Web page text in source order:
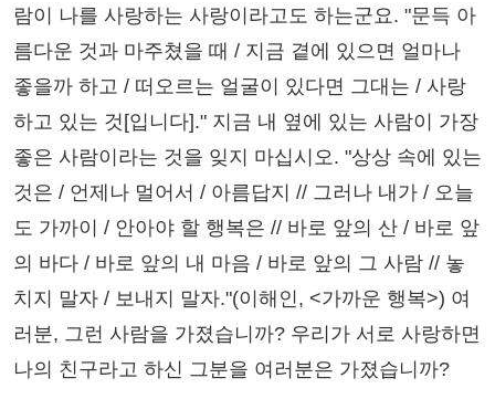
람이 나를 사랑하는 사랑이라고도 하는군요. "문득 아
름다운 것과 마주쳤을 때 / 지금 곁에 있으면 얼마나
좋을까 하고 / 떠오르는 얼굴이 있다면 그대는 / 사랑
하고 있는 것[입니다]." 지금 내 옆에 있는 사람이 가장
좋은 사람이라는 것을 잊지 마십시오. "상상 속에 있는
것은 / 언제나 멀어서 / 아름답지 // 그러나 내가 / 오늘
도 가까이 / 안아야 할 행복은 // 바로 앞의 산 / 바로 앞
의 바다 / 바로 앞의 내 마음 / 바로 앞의 그 사람 // 놓
치지 말자 / 보내지 말자."(이해인, <가까운 행복>) 여
러분, 그런 사람을 가졌습니까? 우리가 서로 사랑하면
나의 친구라고 하신 그분을 여러분은 가졌습니까?